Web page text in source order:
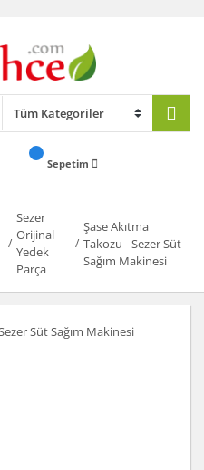
Sepetim
Sezer
Orijinal
Yedek
Parça
Şase Akıtma
Takozu - Sezer Süt
Sağım Makinesi